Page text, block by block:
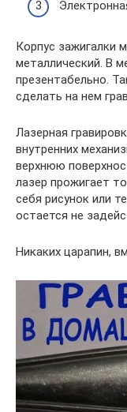
Корпус зажигалки
металлический. В
презентабельно.
сделать на нем
Лазерная
внутренних
верхнюю
лазер прожигает
себя рисунок или
остается не
Никаких царапин,